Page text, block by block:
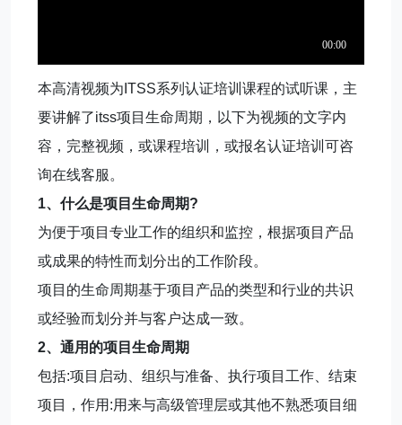
本高清视频为ITSS系列认证培训课程的试听课，主
要讲解了itss项目生命周期，以下为视频的文字内
容，完整视频，或课程培训，或报名认证培训可咨
询在线客服。
1、什么是项目生命周期?
为便于项目专业工作的组织和监控，根据项目产品
或成果的特性而划分出的工作阶段。
项目的生命周期基于项目产品的类型和行业的共识
或经验而划分并与客户达成一致。
2、通用的项目生命周期
包括:项目启动、组织与准备、执行项目工作、结束
项目，作用:用来与高级管理层或其他不熟悉项目细